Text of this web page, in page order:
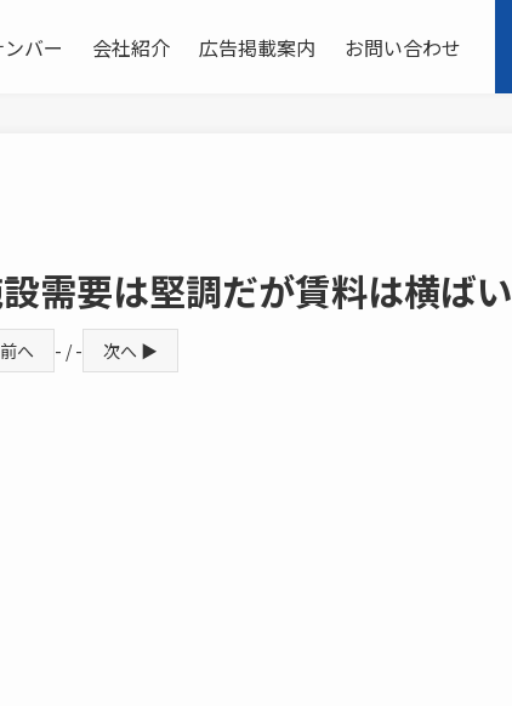
バー 会社紹介 広告掲載案内 お問い合わせ
需要は堅調だが賃料は横ばい
へ - / - 次へ ▶